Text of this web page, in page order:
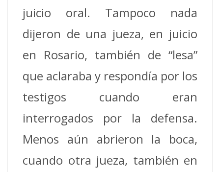
juicio oral. Tampoco nada
dijeron de una jueza, en juicio
en Rosario, también de “lesa”
que aclaraba y respondía por los
testigos cuando eran
interrogados por la defensa.
Menos aún abrieron la boca,
cuando otra jueza, también en